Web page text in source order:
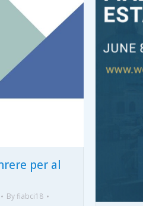
per al
By fiabci18